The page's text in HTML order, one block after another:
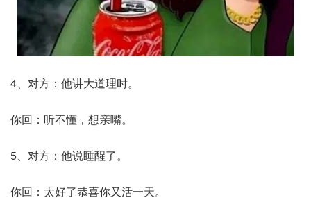
4、对方：他讲大道理时。
你回：听不懂，想亲嘴。
5、对方：他说睡醒了。
你回：太好了恭喜你又活一天。